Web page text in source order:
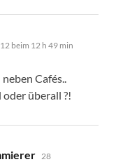
beim 12 h 49 min
Cafés..
überall ?!
sagt:
28